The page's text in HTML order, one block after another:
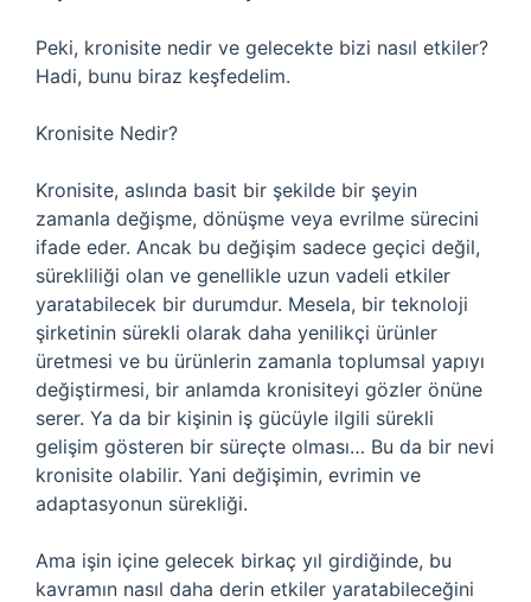
Peki, kronisite nedir ve gelecekte bizi nasıl etkiler?
Hadi, bunu biraz keşfedelim.
Kronisite Nedir?
Kronisite, aslında basit bir şekilde bir şeyin
zamanla değişme, dönüşme veya evrilme sürecini
ifade eder. Ancak bu değişim sadece geçici değil,
sürekliliği olan ve genellikle uzun vadeli etkiler
yaratabilecek bir durumdur. Mesela, bir teknoloji
şirketinin sürekli olarak daha yenilikçi ürünler
üretmesi ve bu ürünlerin zamanla toplumsal yapıyı
değiştirmesi, bir anlamda kronisiteyi gözler önüne
serer. Ya da bir kişinin iş gücüyle ilgili sürekli
gelişim gösteren bir süreçte olması… Bu da bir nevi
kronisite olabilir. Yani değişimin, evrimin ve
adaptasyonun sürekliği.
Ama işin içine gelecek birkaç yıl girdiğinde, bu
kavramın nasıl daha derin etkiler yaratabileceğini